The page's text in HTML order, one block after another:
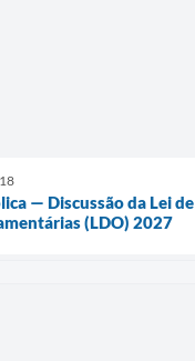
— Discussão da Lei de
(LDO) 2027